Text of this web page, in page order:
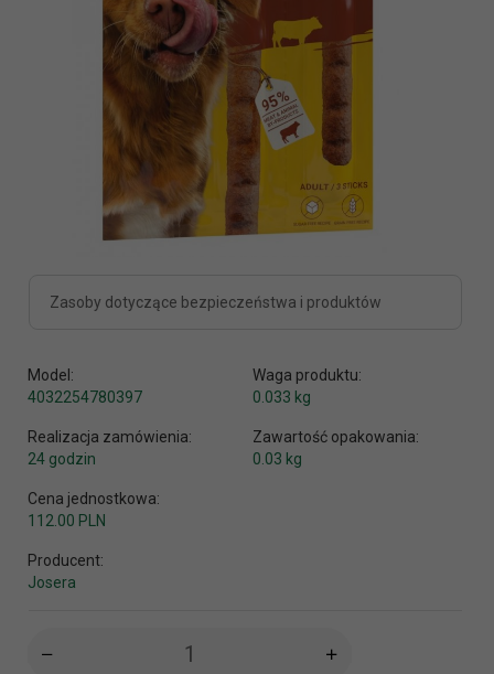
Zasoby dotyczące bezpieczeństwa i produktów
Model:
4032254780397
Waga produktu:
0.033 kg
Realizacja zamówienia:
24 godzin
Zawartość opakowania:
0.03 kg
Cena jednostkowa:
112.00 PLN
Producent:
Josera